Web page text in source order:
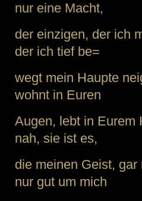
nur eine Macht,
der einzigen, der ich
der ich tief be=
wegt mein Haupte
wohnt in Euren
Augen, lebt in Eurem
nah, sie ist es,
die meinen Geist,
nur gut um mich